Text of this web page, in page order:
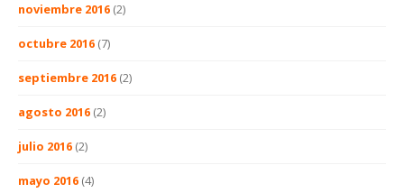
noviembre 2016 (2)
octubre 2016 (7)
septiembre 2016 (2)
agosto 2016 (2)
julio 2016 (2)
mayo 2016 (4)